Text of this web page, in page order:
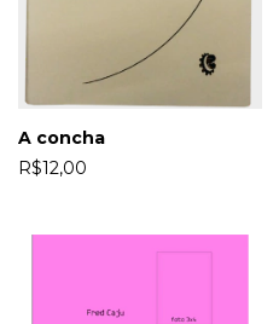
A concha
R$12,00